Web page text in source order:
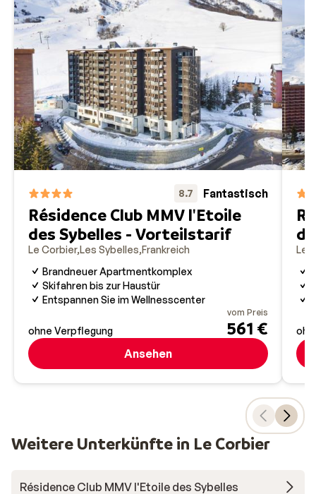
8.7 Fantastisch
Résidence Club MMV l'Etoile
des Sybelles - Vorteilstarif
Le Corbier Les Sybelles Frankreich
Brandneuer Apartmentkomplex
Skifahren bis zur Haustür
Entspannen Sie im Wellnesscenter
ohne Verpflegung
vom Preis
561 €
Ansehen
Le
Weitere Unterkünfte in Le Corbier
Résidence Club MMV l'Etoile des Sybelles